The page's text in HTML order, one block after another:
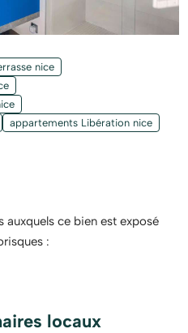
nice
appartements Libération nice
auxquels ce bien est exposé
:
locaux